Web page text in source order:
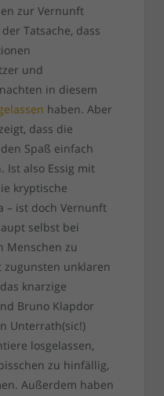
zur Vernunft
Tatsache, dass
und
in diesem
haben. Aber
dass die
Spaß einfach
Ist also Essig mit
kryptische
– ist doch Vernunft
selbst bei
Menschen zu
unklaren
knarzige
Bruno Klapdor
Unterrath(sic!)
losgelassen,
zu hinfällig,
Außerdem haben